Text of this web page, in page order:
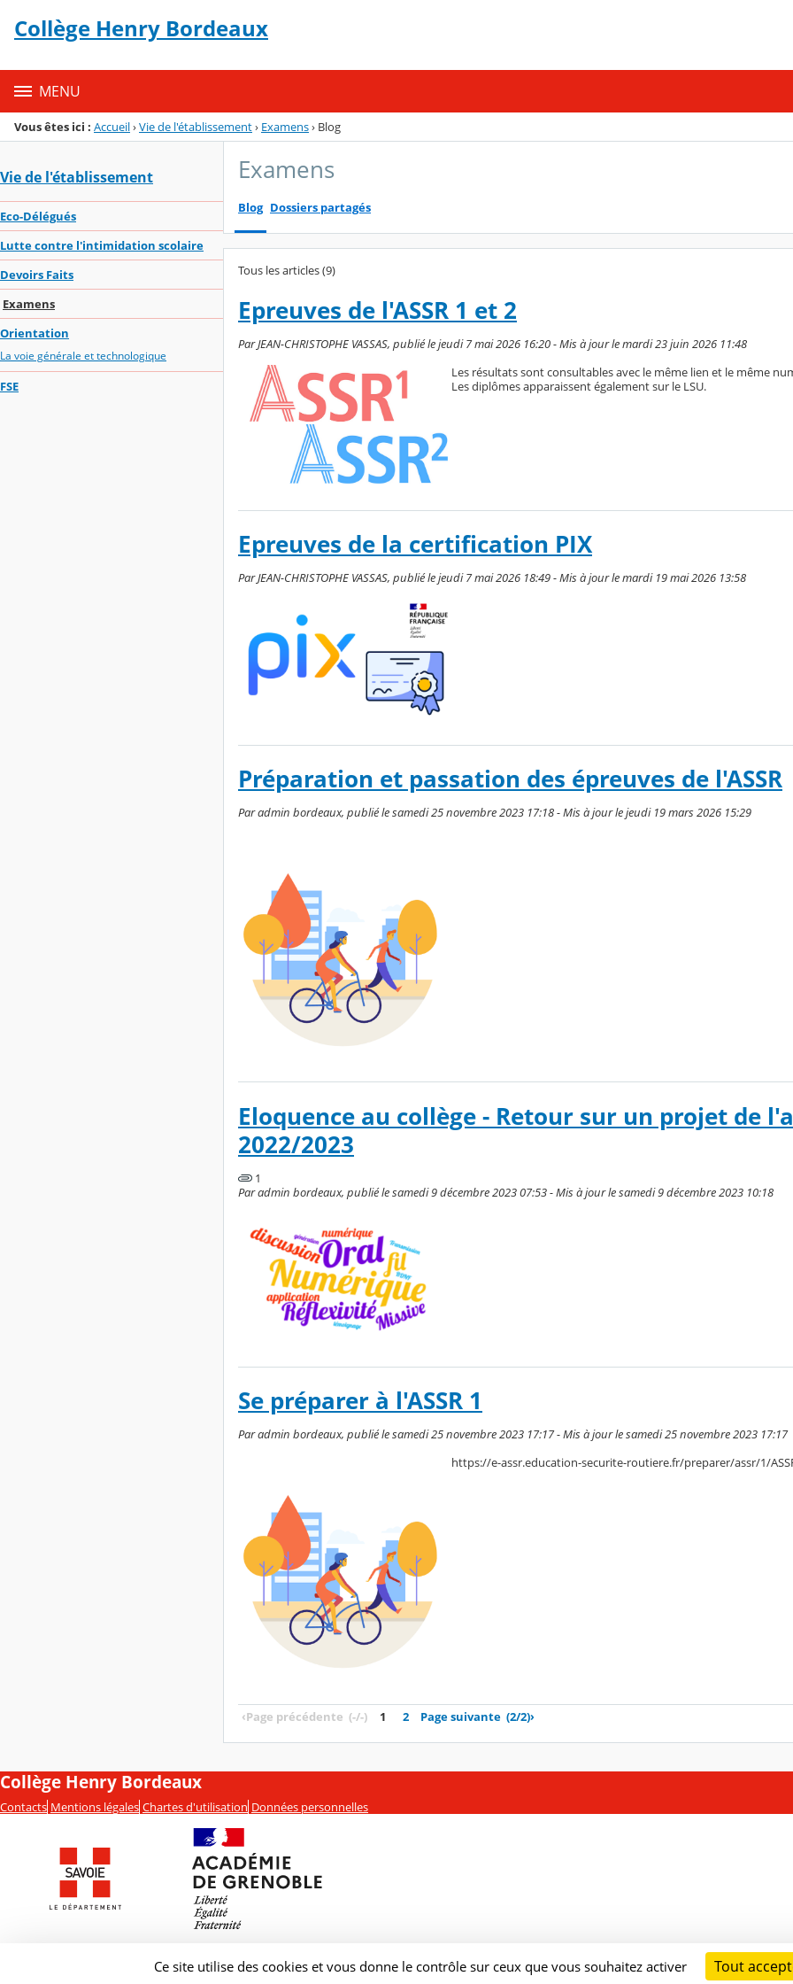
Menu de la rubrique
Contenu
Collège Henry Bordeaux
MENU
Vous êtes ici : Accueil›Vie de l'établissement› Examens› Blog
Vie de l'établissement
Eco-Délégués
Lutte contre l'intimidation scolaire
Devoirs Faits
Examens
Orientation
La voie générale et technologique
FSE
Examens
Blog Dossiers partagés
Tous les articles (9)
Epreuves de l'ASSR 1 et 2
Par JEAN-CHRISTOPHE VASSAS, publié le jeudi 7 mai 2026 16:20 - Mis à jour le mardi 23 juin 2026 11:48
Les résultats sont consultables avec le même lien et le même
Les diplômes apparaissent également sur le LSU.
Epreuves de la certification PIX
Par JEAN-CHRISTOPHE VASSAS, publié le jeudi 7 mai 2026 18:49 - Mis à jour le mardi 19 mai 2026 13:58
Préparation et passation des épreuves de l'ASSR
Par admin bordeaux, publié le samedi 25 novembre 2023 17:18 - Mis à jour le jeudi 19 mars 2026 15:29
Eloquence au collège - Retour sur un projet de
2022/2023
1
Par admin bordeaux, publié le samedi 9 décembre 2023 07:53 - Mis à jour le samedi 9 décembre 2023 10:18
Se préparer à l'ASSR 1
Par admin bordeaux, publié le samedi 25 novembre 2023 17:17 - Mis à jour le samedi 25 novembre 2023 17:17
https://e-assr.education-securite-routiere.fr/preparer/assr/1/
‹Page précédente (-/-) 1 2 Page suivante (2/2)›
Collège Henry Bordeaux
Contacts Mentions légales Chartes d'utilisation Données personnelles
Ce site utilise des cookies et vous donne le contrôle sur ceux que vous souhaitez activer Tout